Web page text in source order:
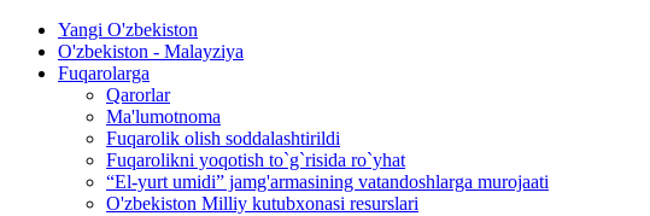
Yangi O'zbekiston
O'zbekiston - Malayziya
Fuqarolarga
Qarorlar
Ma'lumotnoma
Fuqarolik olish soddalashtirildi
Fuqarolikni yoqotish to`g`risida ro`yhat
“El-yurt umidi” jamg'armasining vatandoshlarga murojaati
O'zbekiston Milliy kutubxonasi resurslari